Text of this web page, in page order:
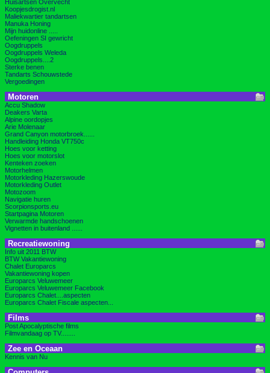
Huisartsen Overvecht
Koopjesdrogist.nl
Maliekwartier tandartsen
Manuka Honing
Mijn huidonline .....
Oefeningen SI gewricht
Oogdruppels
Oogdruppels Weleda
Oogdruppels....2
Sterke benen
Tandarts Schouwstede
Vergoedingen
Motoren
Accu Shadow
Deakers Varta
Alpine oordopjes
Arie Molenaar
Grand Canyon motorbroek......
Handleiding Honda VT750c
Hoes voor ketting
Hoes voor motorslot
Kenteken zoeken
Motorhelmen
Motorkleding Hazerswoude
Motorkleding Outlet
Motozoom
Navigatie huren
Scorpionsports.eu
Startpagina Motoren
Verwarmde handschoenen
Vignetten in buitenland ......
Recreatiewoning
Info uit 2011 BTW
BTW Vakantiewoning
Chalet Europarcs
Vakantiewoning kopen
Europarcs Veluwemeer
Europarcs Veluwemeer Facebook
Europarcs Chalet....aspecten
Europarcs Chalet Fiscale aspecten...
Films
Post Apocalyptische films
Filmvandaag op TV........
Zee en Oceaan
Kennis van Nu